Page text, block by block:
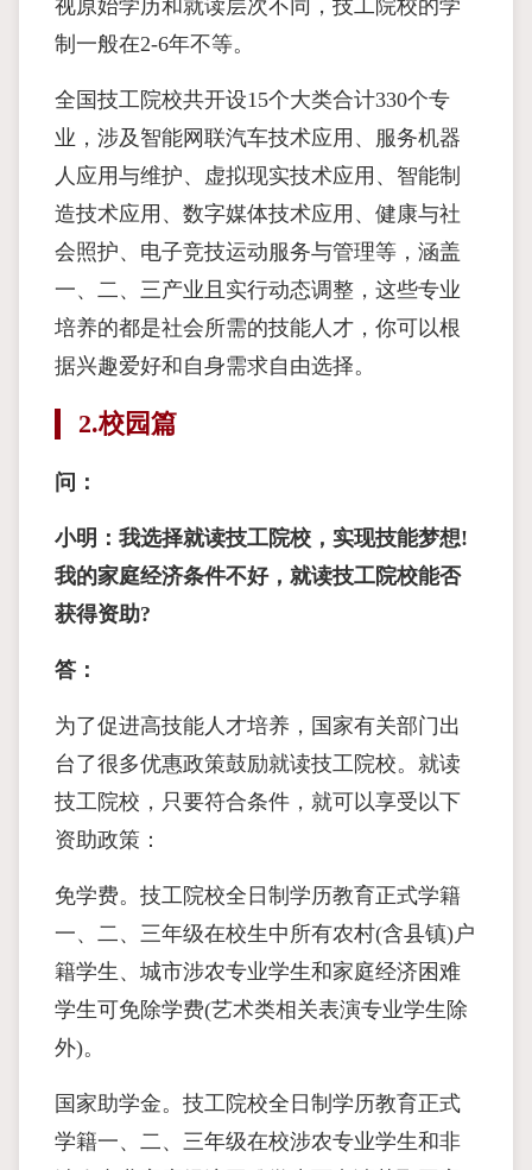
视原始学历和就读层次不同，技工院校的学
制一般在2-6年不等。
全国技工院校共开设15个大类合计330个专
业，涉及智能网联汽车技术应用、服务机器
人应用与维护、虚拟现实技术应用、智能制
造技术应用、数字媒体技术应用、健康与社
会照护、电子竞技运动服务与管理等，涵盖
一、二、三产业且实行动态调整，这些专业
培养的都是社会所需的技能人才，你可以根
据兴趣爱好和自身需求自由选择。
2.校园篇
问：
小明：我选择就读技工院校，实现技能梦想!
我的家庭经济条件不好，就读技工院校能否
获得资助?
答：
为了促进高技能人才培养，国家有关部门出
台了很多优惠政策鼓励就读技工院校。就读
技工院校，只要符合条件，就可以享受以下
资助政策：
免学费。技工院校全日制学历教育正式学籍
一、二、三年级在校生中所有农村(含县镇)户
籍学生、城市涉农专业学生和家庭经济困难
学生可免除学费(艺术类相关表演专业学生除
外)。
国家助学金。技工院校全日制学历教育正式
学籍一、二、三年级在校涉农专业学生和非